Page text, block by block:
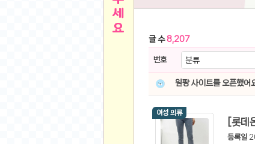
른
글 수 8,207
번호
원팡 사이트를 오픈했어
여성 의류
등록일
김해 롯데 워터파크 하이3 종일권 - 원팡
아디제로 보스턴 12 JQ2552 러닝화
QCY C30S 방수 오픈이어 블루투스 6.0
LG전자 Full HD PC 모니터
(버거킹) 와퍼+코카콜라(R)+21치즈스틱
K2 씬에어 오리지널 25SS 역시즌 남
스테비아 방울 토마토 2kg - 원팡